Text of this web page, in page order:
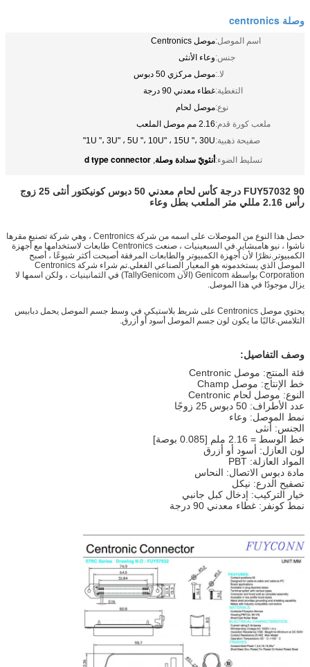
وصلة centronics
اسم الموصل:موصل Centronics
جنس:وعاء الأنثى
لا.:موصل مركزي 50 دبوس
التغطية:غطاء معدني 90 درجة
نوع:موصل لحام
ملعب كورة قدم:2.16 مم موصل الملعب
صفيحة ذهبية:1U "، 3U" ، 5U "، 10U" ، 15U "، 30U"
تسليط الضوء:أنثويّ سدادة وصلة,
d type connector
FUY57032 90 درجة كأس لحام معدني 50 دبوس كونيكتور أنثى 25 زوج
رأس 2.16 مللي متر الملعب بطل وعاء
حصل هذا النوع من الموصلات على اسمه من شركة Centronics ، وهي شركة تصنيع مقرها
ناشوا ، نيو هامبشاير.في السبعينيات ، صنعت Centronics طابعات لاستخدامها مع أجهزة
الكمبيوتر.نظرًا لأن أجهزة الكمبيوتر والطابعات المرفقة أصبحت أكثر شيوعًا ، أصبح
الموصل الذي يستخدمونه هو المعيار الصناعي الفعلي.تم شراء شركة Centronics
Corporation بواسطة Genicom (الآن TallyGenicom) في الثمانينيات ، ولكن اسمها لا
يزال موجودًا في هذا الموصل.
يحتوي موصل Centronics على شريط بلاستيكي في وسط جسم الموصل يحمل دبابيس
التلامس.غالبًا ما يكون لون جسم الموصل أسود أو أزرق.
وصف التفاصيل:
فئة المنتج: موصل Centronic
خط الإنتاج: موصل Champ
النوع: موصل لحام Centronic
عدد الأطراف: 50 دبوس 25 زوجًا
نمط الموصل: وعاء
الجنس: أنثى
خط الوسط = 2.16 ملم [0.085 بوصة]
لون العازل: أسود أو أزرق
المواد العازلة: PBT
مادة دبوس الاتصال: النحاس
تصفيح الدرع: نيكل
خيار التركيب: إدخال كبل جانبي
نمط كونفر: غطاء معدني 90 درجة